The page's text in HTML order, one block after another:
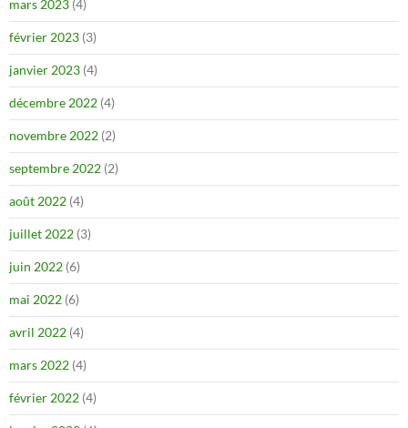
mars 2023 (4)
février 2023 (3)
janvier 2023 (4)
décembre 2022 (4)
novembre 2022 (2)
septembre 2022 (2)
août 2022 (4)
juillet 2022 (3)
juin 2022 (6)
mai 2022 (6)
avril 2022 (4)
mars 2022 (4)
février 2022 (4)